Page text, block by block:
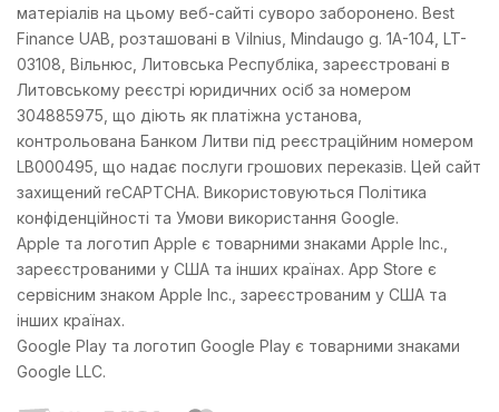
матеріалів на цьому веб-сайті суворо заборонено. Best
Finance UAB, розташовані в Vilnius, Mindaugo g. 1A-104, LT-
03108, Вільнюс, Литовська Республіка, зареєстровані в
Литовському реєстрі юридичних осіб за номером
304885975, що діють як платіжна установа,
контрольована Банком Литви під реєстраційним номером
LB000495, що надає послуги грошових переказів. Цей сайт
захищений reCAPTCHA. Використовуються Політика
конфіденційності та Умови використання Google.
Apple та логотип Apple є товарними знаками Apple Inc.,
зареєстрованими у США та інших країнах. App Store є
сервісним знаком Apple Inc., зареєстрованим у США та
інших країнах.
Google Play та логотип Google Play є товарними знаками
Google LLC.